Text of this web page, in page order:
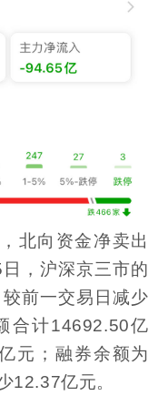
北向资金净卖出
，沪深京三市的
前一交易日减少
合计14692.50亿
元；融券余额为
12.37亿元。